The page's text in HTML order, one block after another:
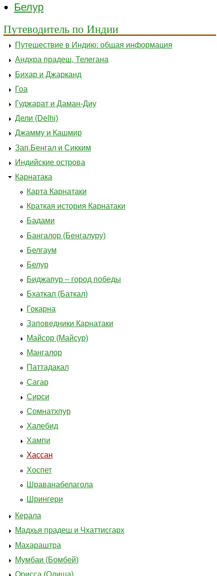
Белур
Путеводитель по Индии
Путешествие в Индию: общая информация
Андхра прадеш, Телегана
Бихар и Джарканд
Гоа
Гуджарат и Даман-Диу
Дели (Delhi)
Джамму и Кашмир
Зап.Бенгал и Сикким
Индийские острова
Карнатака
Карта Карнатаки
Краткая история Карнатаки
Бадами
Бангалор (Бенгалуру)
Белгаум
Белур
Биджапур – город победы
Бхаткал (Баткал)
Гокарна
Заповедники Карнатаки
Майсор (Майсур)
Мангалор
Паттадакал
Сагар
Сирси
Сомнатхпур
Халебид
Хампи
Хассан
Хоспет
Шраванабелагола
Шрингери
Керала
Мадхья прадеш и Чхаттисгарх
Махараштра
Мумбаи (Бомбей)
Орисса (Одиша)